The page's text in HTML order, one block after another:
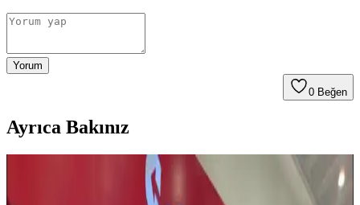
Yorum
0 Beğen
Ayrıca Bakınız
Eyfel Efs-2500 Güç Kaynağı: Temel Özellikler ve
Kullanıcı Değerlendirmeleri